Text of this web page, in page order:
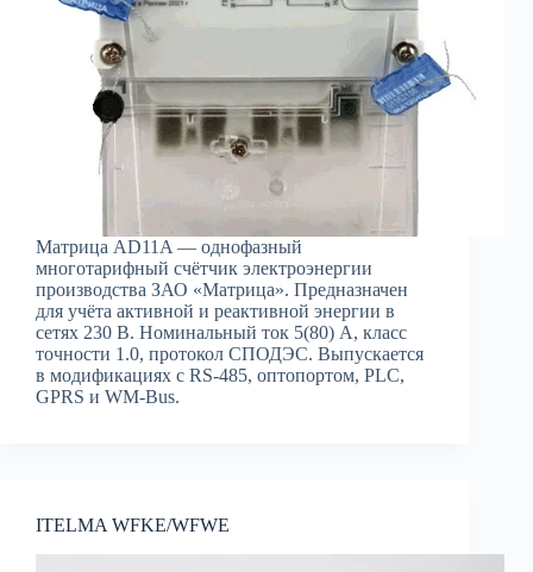
Матрица AD11A — однофазный
многотарифный счётчик электроэнергии
производства ЗАО «Матрица». Предназначен
для учёта активной и реактивной энергии в
сетях 230 В. Номинальный ток 5(80) А, класс
точности 1.0, протокол СПОДЭС. Выпускается
в модификациях с RS-485, оптопортом, PLC,
GPRS и WM-Bus.
ITELMA WFKE/WFWE